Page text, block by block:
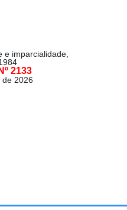
e imparcialidade,
2133
de 2026